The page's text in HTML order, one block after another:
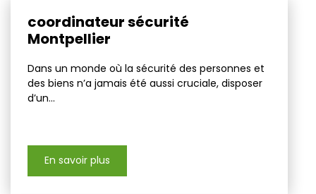
coordinateur sécurité
Montpellier
Dans un monde où la sécurité des personnes et
des biens n’a jamais été aussi cruciale, disposer
d’un...
En savoir plus